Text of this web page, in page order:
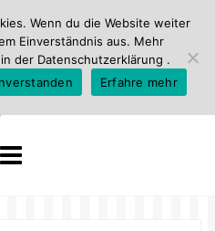
Wenn du die Website weiter
Einverständnis aus. Mehr
der Datenschutzerklärung .
Erfahre mehr